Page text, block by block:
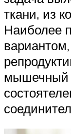
ткани, из
Наиболее
мышечный